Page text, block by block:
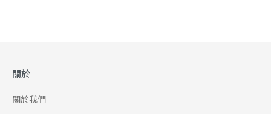
關於
關於我們